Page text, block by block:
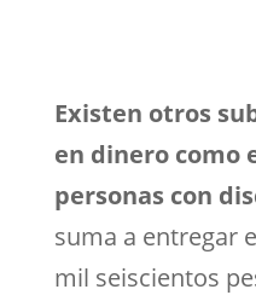
Existen otros
en dinero como
personas con
suma a entregar
mil seiscientos